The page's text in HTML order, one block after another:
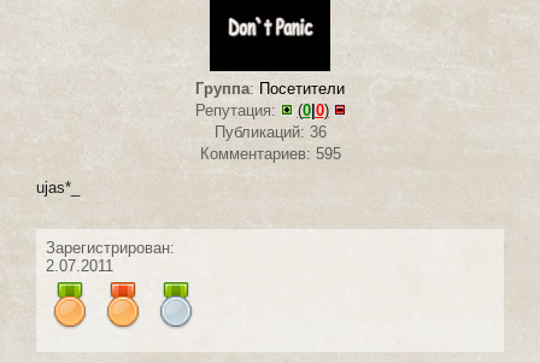
Группа: Посетители
Репутация:
(0| 0)
Публикаций: 36
Комментариев: 595
ujas*_
Зарегистрирован:
2.07.2011